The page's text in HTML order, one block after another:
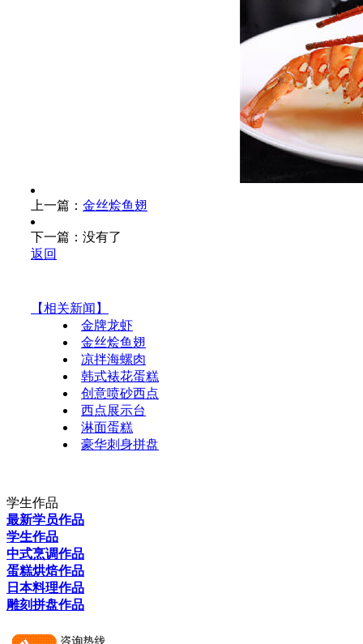
上一篇： 金丝烩鱼翅
下一篇：没有了
返回
【相关新闻】
金牌龙虾
金丝烩鱼翅
凉拌海螺肉
韩式裱花蛋糕
创意喷砂西点
西点展示台
淋面蛋糕
豪华刺身拼盘
学生作品
最新学员作品
学生作品
中式烹调作品
蛋糕烘焙作品
日本料理作品
雕刻拼盘作品